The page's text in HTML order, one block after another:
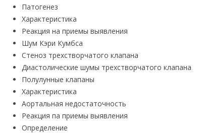
Патогенез
Характеристика
Реакция на приемы выявления
Шум Кэри Кумбса
Стеноз трехстворчатого клапана
Диастолические шумы трехстворчатого клапана
Полулунные клапаны
Характеристика
Аортальная недостаточность
Реакция па приемы выявления
Определение